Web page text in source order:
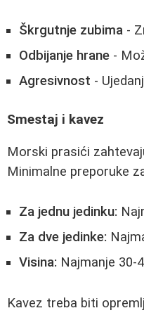
Škrgutnje zubima -
Odbijanje hrane -
Agresivnost -
Smestaj i kavez
Morski prasići
Minimalne preporuke
Za jednu jedinku:
Za dve jedinke:
Visina: Najmanje 30-
Kavez treba biti